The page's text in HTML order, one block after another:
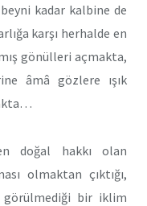
beyni kadar kalbine de
karşı herhalde en
gönülleri açmakta,
âmâ gözlere ışık
doğal hakkı olan
olmaktan çıktığı,
bir iklim